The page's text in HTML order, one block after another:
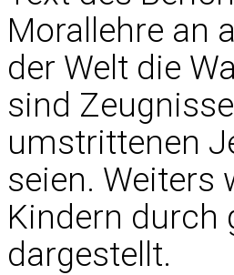
Morallehre an
der Welt die
sind
umstrittenen
seien. Weiters
Kindern durch
dargestellt.